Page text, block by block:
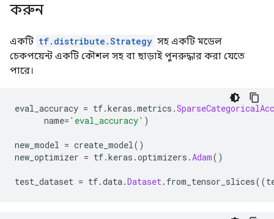
করুন
একটি tf.distribute.Strategy সহ একটি মডেল
চেকপয়েন্ট একটি কৌশল সহ বা ছাড়াই পুনরুদ্ধার করা যেতে
পারে।
eval_accuracy = tf.keras .metrics .
name= 'eval_accuracy' )
new_model = create_model()
new_optimizer = tf.keras .optimizers .Adam()
test_dataset = tf.data.Dataset. from_tensor_slices((